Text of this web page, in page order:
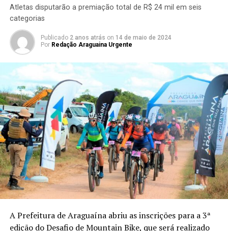
Atletas disputarão a premiação total de R$ 24 mil em seis
categorias
Publicado 2 anos atrás on 14 de maio de 2024
Por Redação Araguaina Urgente
A Prefeitura de Araguaína abriu as inscrições para a 3ª
edição do Desafio de Mountain Bike, que será realizado